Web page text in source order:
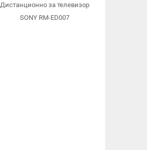
Дистанционно за телевизор
SONY RM-ED007